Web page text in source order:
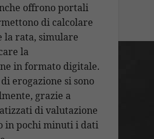
offrono portali
di calcolare
la rata, simulare
la
in formato digitale.
erogazione si sono
grazie a
di valutazione
in pochi minuti i dati